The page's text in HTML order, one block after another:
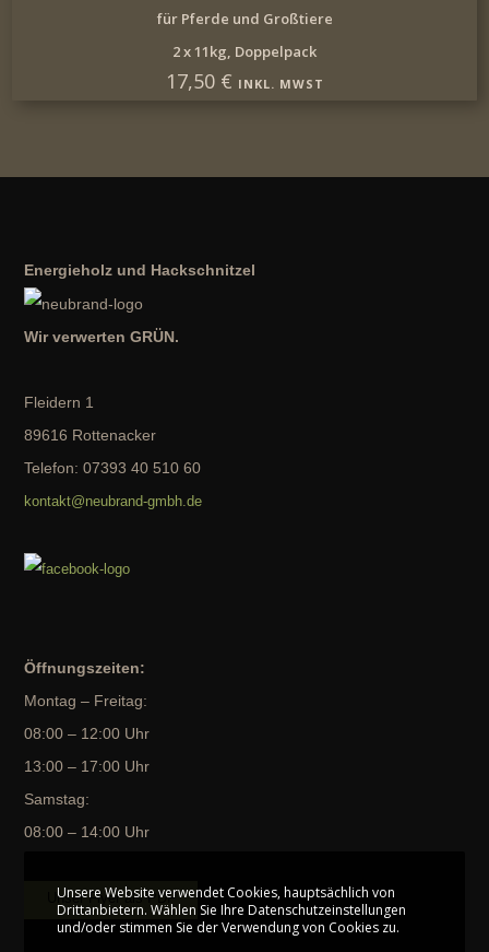
für Pferde und Großtiere
2 x 11kg, Doppelpack
17,50 € INKL. MWST
Energieholz und Hackschnitzel
Wir verwerten GRÜN.
Fleidern 1
89616 Rottenacker
Telefon: 07393 40 510 60
kontakt@neubrand-gmbh.de
Öffnungszeiten:
Montag – Freitag:
08:00 – 12:00 Uhr
13:00 – 17:00 Uhr
Samstag:
08:00 – 14:00 Uhr
Unser Flyer als PDF
Unsere Website verwendet Cookies, hauptsächlich von
Drittanbietern. Wählen Sie Ihre Datenschutzeinstellungen
und/oder stimmen Sie der Verwendung von Cookies zu.